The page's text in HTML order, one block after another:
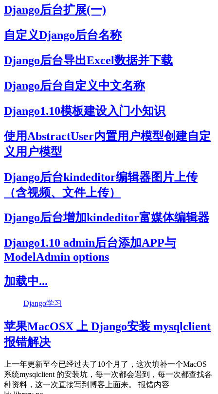
Django后台扩展(一)
自定义Django后台名称
Django后台导出Excel数据并下载
Django后台自定义中文名称
Django1.10模板建设入门小知识
使用AbstractUser内置用户模型创建自定
义用户模型
Django后台kindeditor编辑器图片上传
（含视频、文件上传）
Django后台增加kindeditor富媒体编辑器
Django1.10 admin后台添加APP与
ModelAdmin options
加载中...
Django学习
苹果MacOSX 上 Django安装 mysqlclient
报错解决
上一年更新至今已经过去了10个月了，这次填补一个MacOS
系统mysqlclient 的安装坑，每一次都会遇到，每一次都查找各
种资料，这一次直接写到博客上面来。 报错内容